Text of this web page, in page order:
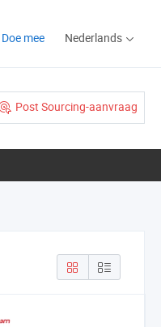
Doe mee Nederlands
Post Sourcing-aanvraag